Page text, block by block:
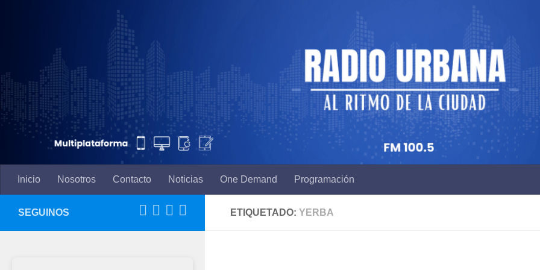
Inicio Nosotros Contacto Noticias One Demand Programación
ETIQUETADO: YERBA
SEGUINOS